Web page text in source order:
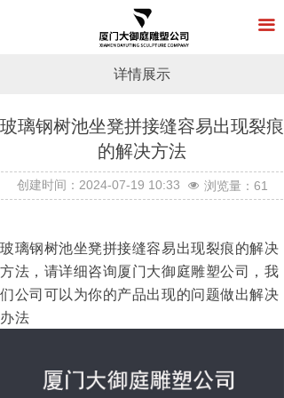
끀
新闻中心
工程案例
联系我们
详情展示
玻璃钢树池坐凳拼接缝容易出现裂痕
的解决方法
按钮
创建时间： 2024-07-19 10:33 넶 浏览量： 61
玻璃钢树池坐凳拼接缝容易出现裂痕的解决
方法，请详细咨询厦门大御庭雕塑公司，我
们公司可以为你的产品出现的问题做出解决
办法